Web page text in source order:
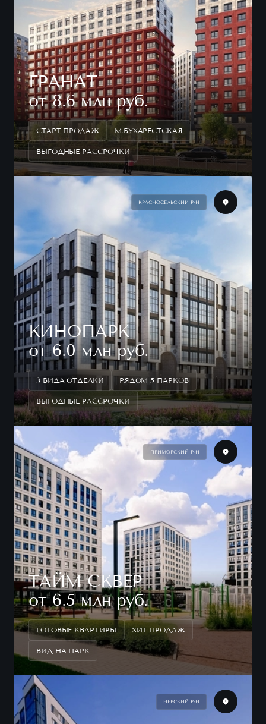
ГРАНАТ
от 8.6 млн руб.
СТАРТ ПРОДАЖ М.БУХАРЕСТСКАЯ
ВЫГОДНЫЕ РАССРОЧКИ
КРАСНОСЕЛЬСКИЙ Р-Н
КИНОПАРК
от 6.0 млн руб.
3 ВИДА ОТДЕЛКИ РЯДОМ 5 ПАРКОВ
ВЫГОДНЫЕ РАССРОЧКИ
ПРИМОРСКИЙ Р-Н
ТАЙМ СКВЕР
от 6.5 млн руб.
ГОТОВЫЕ КВАРТИРЫ ХИТ ПРОДАЖ
ВИД НА ПАРК
НЕВСКИЙ Р-Н